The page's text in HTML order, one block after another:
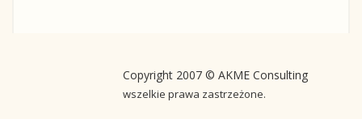
Copyright 2007 © AKME Consulting
wszelkie prawa zastrzeżone.